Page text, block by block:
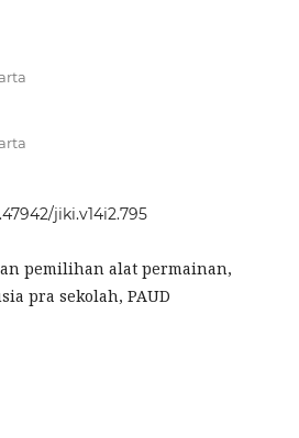
jiki.v14i2.795
pemilihan alat permainan,
pra sekolah, PAUD